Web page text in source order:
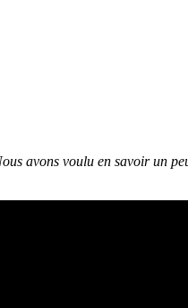
avons voulu en savoir un